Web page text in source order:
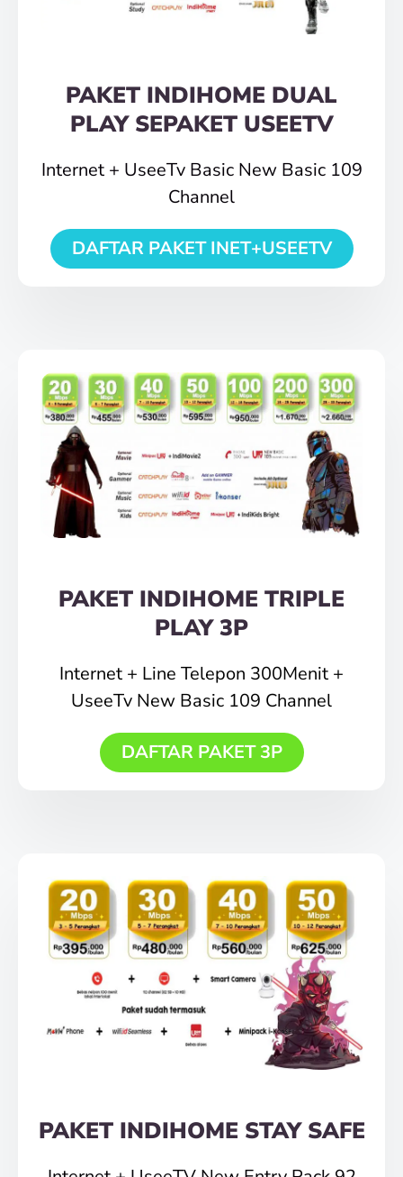
PAKET INDIHOME DUAL
PLAY SEPAKET USEETV
Internet + UseeTv Basic New Basic 109
Channel
DAFTAR PAKET INET+USEETV
PAKET INDIHOME TRIPLE
PLAY 3P
Internet + Line Telepon 300Menit +
UseeTv New Basic 109 Channel
DAFTAR PAKET 3P
PAKET INDIHOME STAY SAFE